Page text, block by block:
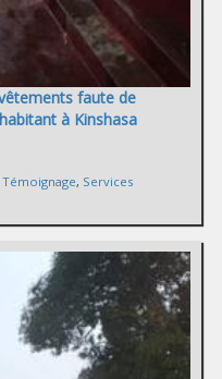
faute de
à Kinshasa
Témoignage, Services